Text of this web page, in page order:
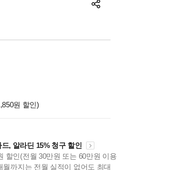
원 할인)
, 알라딘 15% 청구 할인
할인(전월 30만원 또는 60만원 이용
월까지는 전월 실적이 없어도 최대